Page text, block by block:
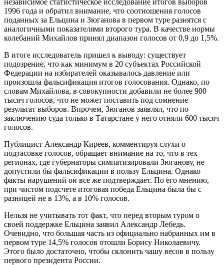
независимое статистическое исследование итогов выборов
1996 года и обратил внимание, что соотношения голосов
поданных за Ельцина и Зюганова в первом туре разнятся с
аналогичными показателями второго тура. В качестве нормы
колебаний Михайлов принял диапазон голосов от 0,9 до 1,5%.
В итоге исследователь пришел к выводу: существует
подозрение, что как минимум в 20 субъектах Российской
Федерации на избирателей оказывалось давление или
произошла фальсификация итогов голосования. Однако, по
словам Михайлова, в совокупности добавили не более 900
тысяч голосов, что не может поставить под сомнение
результат выборов. Впрочем, Зюганов заявлял, что по
заключению суда только в Татарстане у него отняли 600 тысяч
голосов.
Публицист Александр Киреев, комментируя слухи о
подтасовке голосов, обращает внимание на то, что в тех
регионах, где губернаторы симпатизировали Зюганову, не
допустили бы фальсификации в пользу Ельцина. Однако
факты нарушений он все же подтверждает. По его мнению,
при чистом подсчете итоговая победа Ельцина была бы с
разницей не в 13%, а в 10% голосов.
Нельзя не учитывать тот факт, что перед вторым туром о
своей поддержке Ельцина заявил Александр Лебедь.
Очевидно, что большая часть из официально набранных им в
первом туре 14,5% голосов отошли Борису Николаевичу.
Этого было достаточно, чтобы склонить чашу весов в пользу
первого президента России.